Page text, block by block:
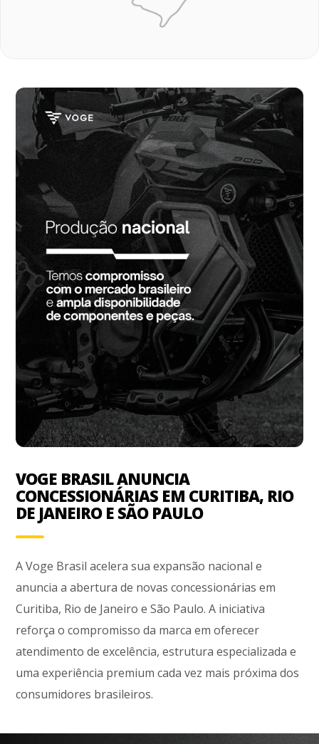
VOGE BRASIL ANUNCIA
CONCESSIONÁRIAS EM CURITIBA, RIO
DE JANEIRO E SÃO PAULO
A Voge Brasil acelera sua expansão nacional e
anuncia a abertura de novas concessionárias em
Curitiba, Rio de Janeiro e São Paulo. A iniciativa
reforça o compromisso da marca em oferecer
atendimento de excelência, estrutura especializada e
uma experiência premium cada vez mais próxima dos
consumidores brasileiros.